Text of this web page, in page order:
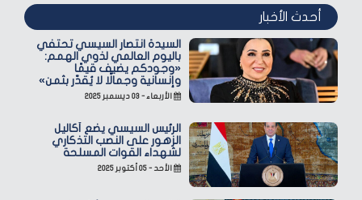
أحدث الأخبار
السيدة انتصار السيسي تحتفي
باليوم العالمي لذوي الهمم:
«وجودكم يضيف قيمًا
وإنسانية وجمالًا لا يُقدّر بثمن»
الأربعاء - ٠٣ ديسمبر ٢٠٢٥
الرئيس السيسي يضع أكاليل
الزهور على النصب التذكاري
لشهداء القوات المسلحة
الأحد - ٠٥ أكتوبر ٢٠٢٥